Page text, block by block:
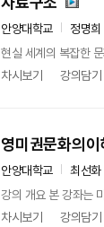
안양대학교 정명희
현실 세계의 복잡한
차시보기
강의담기
영미권문화의이
안양대학교 최선화
강의 개요 본 강좌는
차시보기
강의담기